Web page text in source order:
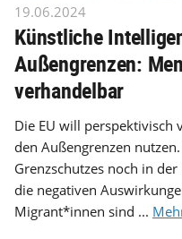
19.06.2024
Künstliche
Außengrenzen:
verhandelbar
Die EU will perspektivisch
den Außengrenzen
Grenzschutzes noch in
die negativen
Migrant*innen sind ...